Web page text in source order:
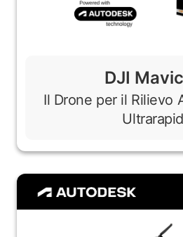
DJI
Il Drone per il Rilievo